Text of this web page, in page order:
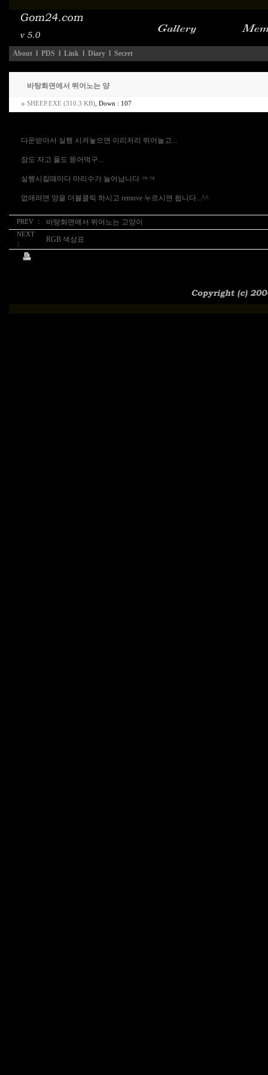
About l PDS l Link l Diary l Secret
바탕화면에서 뛰어노는 양
◆ SHEEP.EXE (310.3 KB) , Down : 107
다운받아서 실행 시켜놓으면 이리저리 뛰어놀고...
잠도 자고 풀도 뜯어먹구...
실행시킬때마다 마리수가 늘어납니다 ㅋㅋ
없애려면 양을 더블클릭 하시고 remove 누르시면 됩니다...^^
PREV ： 바탕화면에서 뛰어노는 고양이
NEXT
：
RGB 색상표